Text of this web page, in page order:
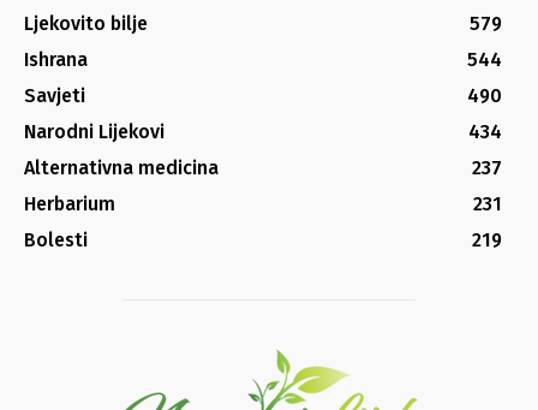
Ljekovito bilje
579
Ishrana
544
Savjeti
490
Narodni Lijekovi
434
Alternativna medicina
237
Herbarium
231
Bolesti
219